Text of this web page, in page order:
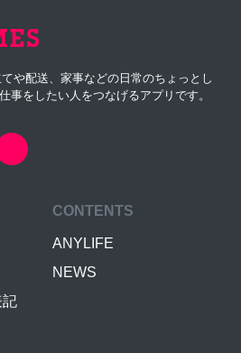
や配送、家事などの日常のちょっとし
事をしたい人をつなげるアプリです。
記
CONTENTS
ANYLIFE
NEWS